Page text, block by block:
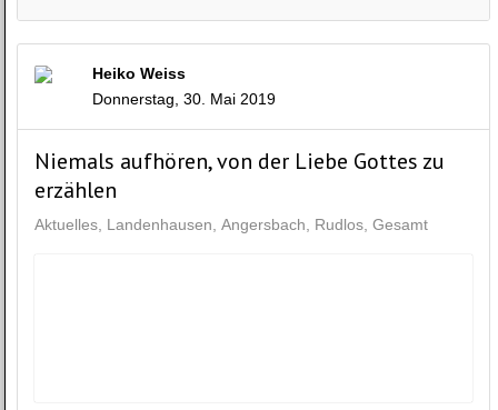
Heiko Weiss
Donnerstag, 30. Mai 2019
Niemals aufhören, von der Liebe Gottes zu
erzählen
Aktuelles Landenhausen Angersbach Rudlos Gesamt